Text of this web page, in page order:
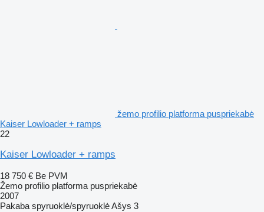
žemo profilio platforma puspriekabė
Kaiser Lowloader + ramps
22
Kaiser Lowloader + ramps
18 750 € Be PVM
Žemo profilio platforma puspriekabė
2007
Pakaba spyruoklė/spyruoklėAšys 3